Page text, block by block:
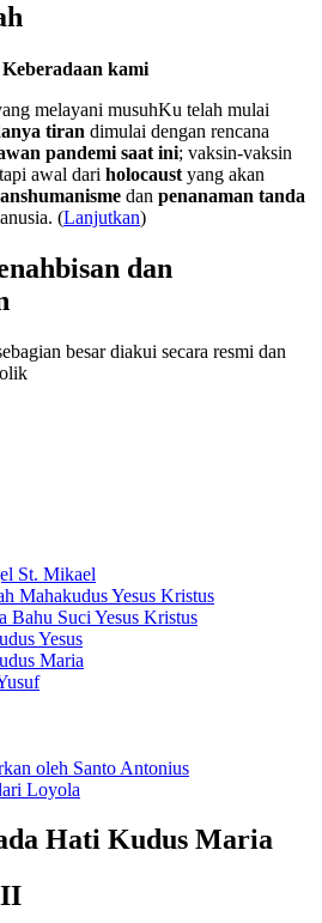
kami
melayani musuhKu telah mulai
tiran dimulai dengan rencana
pandemi saat ini; vaksin-vaksin
awal dari holocaust yang akan
dan penanaman tanda
(Lanjutkan)
dan
besar diakui secara resmi dan
St. Mikael
Mahakudus Yesus Kristus
Bahu Suci Yesus Kristus
Yesus
Maria
oleh Santo Antonius
Loyola
Hati Kudus Maria